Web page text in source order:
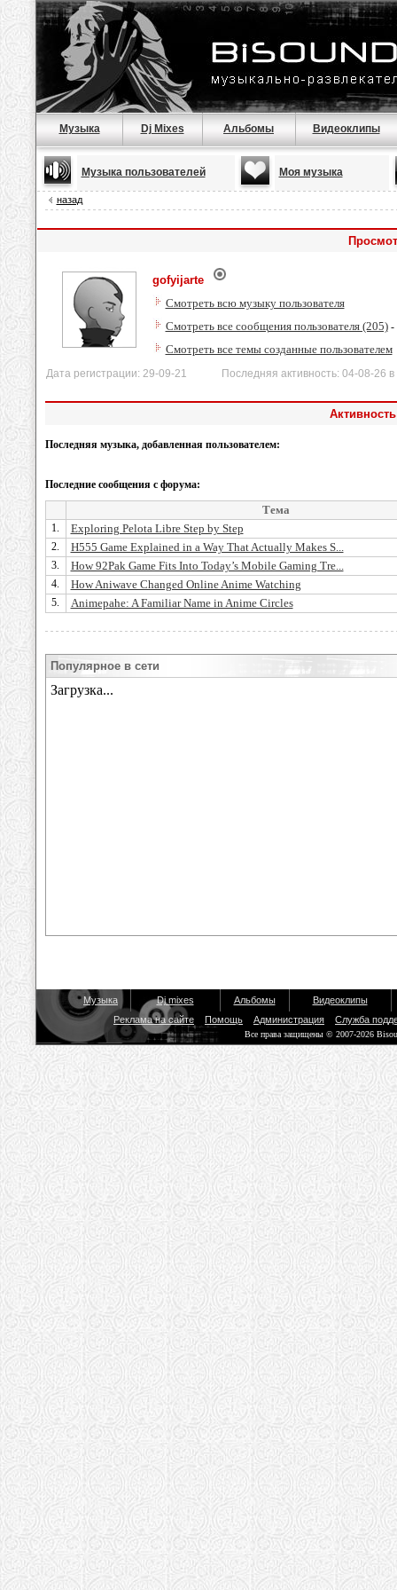
Музыка Dj Mixes Альбомы Видеоклипы
Музыка пользователей Моя музыка
назад
gofyijarte
Смотреть всю музыку пользователя
Смотреть все сообщения пользователя (205)-
Смотреть все темы созданные пользователем
Дата регистрации: 29-09-21 Последняя активность: 04-08-26 в
Последняя музыка, добавленная пользователем:
Последние сообщения с форума:
Тема
1. Exploring Pelota Libre Step by Step
2. H555 Game Explained in a Way That Actually Makes S...
3. How 92Pak Game Fits Into Today’s Mobile Gaming Tre...
4. How Aniwave Changed Online Anime Watching
5. Animepahe: A Familiar Name in Anime Circles
Популярное в сети
Музыка Dj mixes Альбомы
Видеоклипы
Реклама на сайте
Помощь Администрация Служба
Все права защищены © 2007-2026